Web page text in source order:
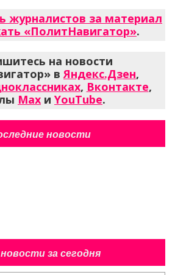
журналистов за материал
«ПолитНавигатор».
на новости
вЯндекс.Дзен,
, Вконтакте,
Max и YouTube.
новости
за сегодня